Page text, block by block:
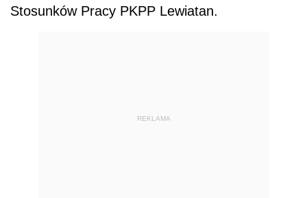
Stosunków Pracy PKPP Lewiatan.
REKLAMA